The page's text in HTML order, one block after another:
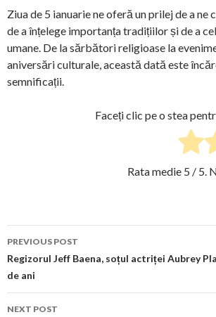
Ziua de 5 ianuarie ne oferă un prilej de a ne
de a înțelege importanța tradițiilor și de a
umane. De la sărbători religioase la
aniversări culturale, această dată este
semnificații.
Faceți clic pe o stea
Rata medie 5 / 5.
Post
navigation
PREVIOUS POST
Regizorul Jeff Baena, soțul actriței Aubrey
de ani
NEXT POST